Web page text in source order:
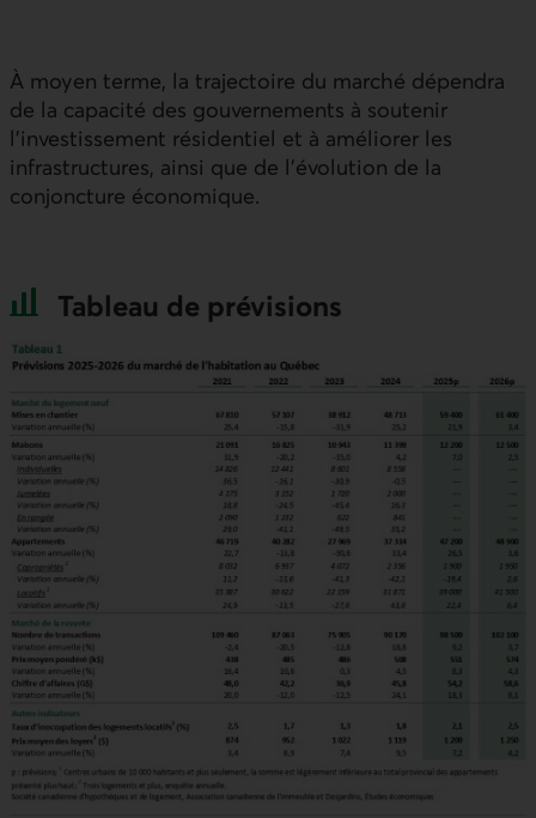
À moyen terme, la trajectoire du marché dépendra
de la capacité des gouvernements à soutenir
l’investissement résidentiel et à améliorer les
infrastructures, ainsi que de l’évolution de la
conjoncture économique.
Tableau de prévisions